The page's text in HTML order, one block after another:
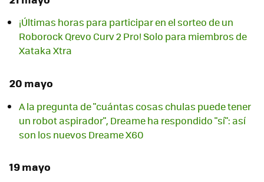
¡Últimas horas para participar en el sorteo de un
Roborock Qrevo Curv 2 Pro! Solo para miembros de
Xataka Xtra
20 mayo
A la pregunta de "cuántas cosas chulas puede tener
un robot aspirador", Dreame ha respondido "sí": así
son los nuevos Dreame X60
19 mayo